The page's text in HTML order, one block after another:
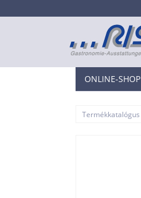
ONLINE-SHOP
Termékkatalógus